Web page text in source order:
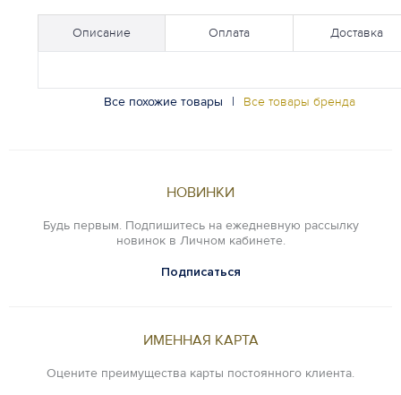
Описание Оплата Доставка
Все похожие товары | Все товары бренда
НОВИНКИ
Будь первым. Подпишитесь на ежедневную рассылку
новинок в Личном кабинете.
Подписаться
ИМЕННАЯ КАРТА
Оцените преимущества карты постоянного клиента.